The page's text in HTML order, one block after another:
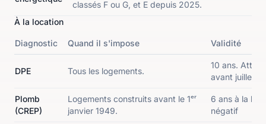
classés F ou G, et E depuis 2025.
À la location
Diagnostic Quand il s'impose Validité
DPE Tous les logements.
10 ans.
avant juillet
Plomb
(CREP)
Logements construits avant le 1ᵉʳ
janvier 1949.
6 ans à la
négatif